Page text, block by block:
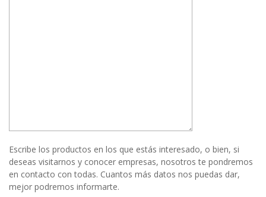
Escribe los productos en los que estás interesado, o bien, si
deseas visitarnos y conocer empresas, nosotros te pondremos
en contacto con todas. Cuantos más datos nos puedas dar,
mejor podremos informarte.